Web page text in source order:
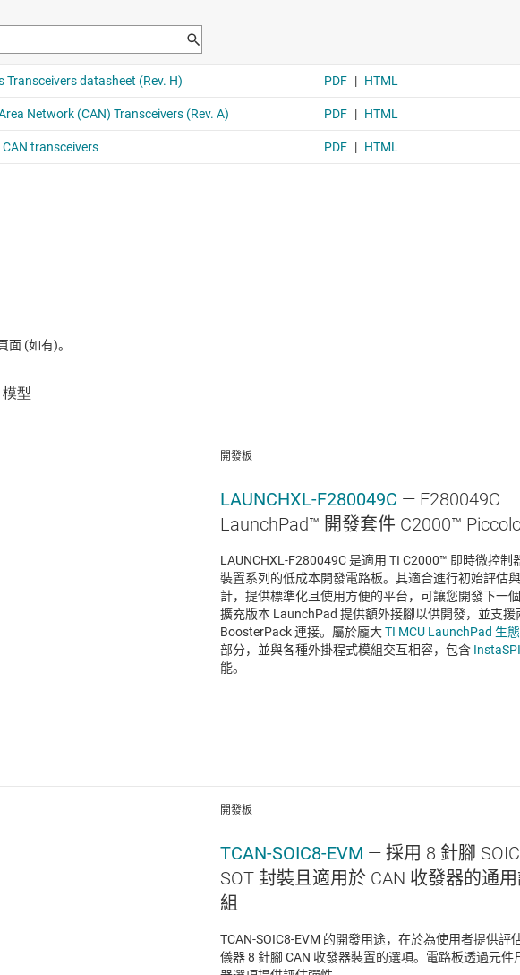
(如有)。
開發板
LAUNCHXL-F280049C — F280049C
LaunchPad™ 開發套件 C2000™
LAUNCHXL-F280049C 是適用 TI C2000™ 即時微控制
裝置系列的低成本開發電路板。其適合進行初始評估
計，提供標準化且使用方便的平台，可讓您開發下一
擴充版本 LaunchPad 提供額外接腳以供開發，並支援
BoosterPack 連接。屬於龐大TI MCU LaunchPad 生
部分，並與各種外掛程式模組交互相容，包含
能。
開發板
TCAN-SOIC8-EVM — 採用 8 針腳
SOT 封裝且適用於 CAN 收發器的通
組
TCAN-SOIC8-EVM 的開發用途，在於為使用者提供評
儀器 8 針腳 CAN 收發器裝置的選項。電路板透過元件